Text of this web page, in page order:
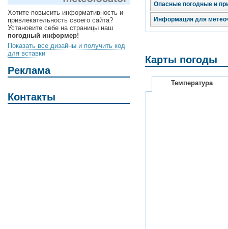
Хотите повысить информативность и
привлекательность своего сайта?
Установите себе на страницы наш
погодный информер!
Показать все дизайны и получить код
для вставки
Реклама
Контакты
Опасные погодные и
Информация для
Карты погоды
Температура